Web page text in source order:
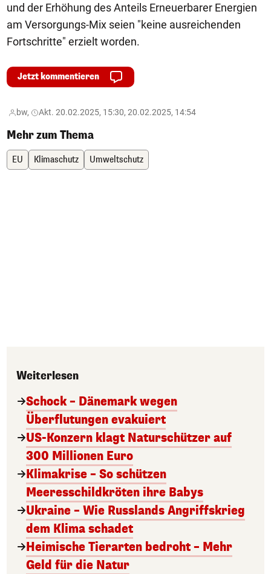
und der Erhöhung des Anteils Erneuerbarer Energien
am Versorgungs-Mix seien "keine ausreichenden
Fortschritte" erzielt worden.
Jetzt kommentieren
bw, Akt. 20.02.2025, 15:30, 20.02.2025, 14:54
Mehr zum Thema
EU Klimaschutz Umweltschutz
Weiterlesen
Schock – Dänemark wegen
Überflutungen evakuiert
US-Konzern klagt Naturschützer auf
300 Millionen Euro
Klimakrise – So schützen
Meeresschildkröten ihre Babys
Ukraine – Wie Russlands Angriffskrieg
dem Klima schadet
Heimische Tierarten bedroht – Mehr
Geld für die Natur